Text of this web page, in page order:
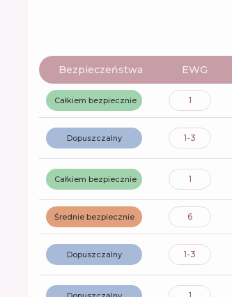
Bezpieczeństwa EWG
Całkiem bezpiecznie 1
Dopuszczalny 1-3
Całkiem bezpiecznie 1
Średnie bezpiecznie 6
Dopuszczalny 1-3